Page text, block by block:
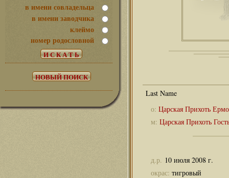
в имени совладельца
в имени заводчика
клеймо
номер родословной
о: Царская Прихоть
м: Царская Прихоть
д.р. 10 июля 2008 г.
окрас: тигровый